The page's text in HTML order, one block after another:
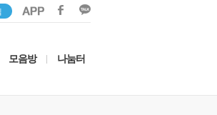
모음방 나눔터